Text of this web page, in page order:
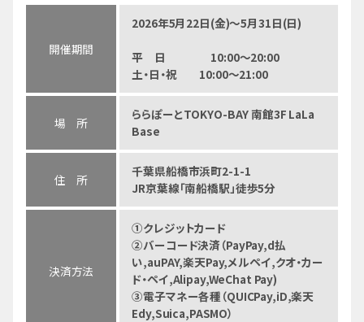
開催期間
2026年5月22日(金)～5月31日(日)
平 日 10:00～20:00
土・日・祝 10:00～21:00
場 所
ららぽーとTOKYO-BAY 南館3F LaLa
Base
住 所
千葉県船橋市浜町2-1-1
JR京葉線「南船橋駅」徒歩5分
決済方法
①クレジットカード
②バーコード決済（PayPay,d払
い,auPAY,楽天Pay,メルペイ,クオ・カー
ド・ペイ,Alipay,WeChat Pay)
③電子マネー各種（QUICPay,iD,楽天
Edy,Suica,PASMO）